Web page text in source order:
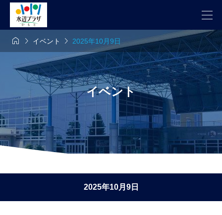
  イベント  2025年10月9日
イベント
2025年10月9日